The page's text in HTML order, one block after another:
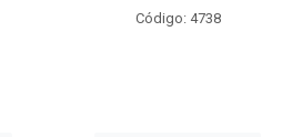
Código: 4738